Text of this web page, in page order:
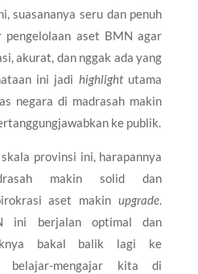
suasananya seru dan penuh
pengelolaan aset BMN agar
akurat, dan nggak ada yang
ini jadi highlightutama
negara di madrasah makin
ke publik.
provinsi ini, harapannya
makin solid dan
aset makinupgrade.
ini berjalan optimal dan
bakal balik lagi ke
belajar-mengajar kita di